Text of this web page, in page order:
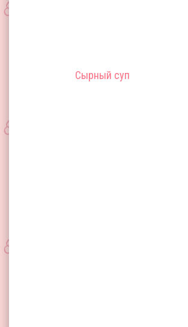
Сырный суп